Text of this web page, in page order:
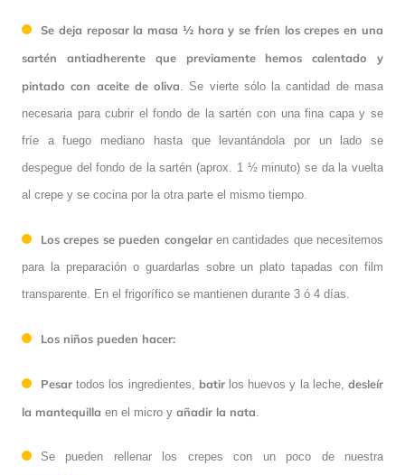
Se deja reposar la masa ½ hora y se fríen los crepes en una
sartén antiadherente que previamente hemos calentado y
pintado con aceite de oliva . Se vierte sólo la cantidad de masa
necesaria para cubrir el fondo de la sartén con una fina capa y se
fríe a fuego mediano hasta que levantándola por un lado se
despegue del fondo de la sartén (aprox. 1 ½ minuto) se da la vuelta
al crepe y se cocina por la otra parte el mismo tiempo.
Los crepes se pueden congelar en cantidades que necesitemos
para la preparación o guardarlas sobre un plato tapadas con film
transparente. En el frigorífico se mantienen durante 3 ó 4 días.
Los niños pueden hacer:
Pesartodos los ingredientes, batir los huevos y la leche,desleír
la mantequilla en el micro y añadir la nata
Se pueden rellenar los crepes con un poco de nuestra